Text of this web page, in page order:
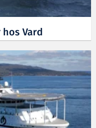
Vard